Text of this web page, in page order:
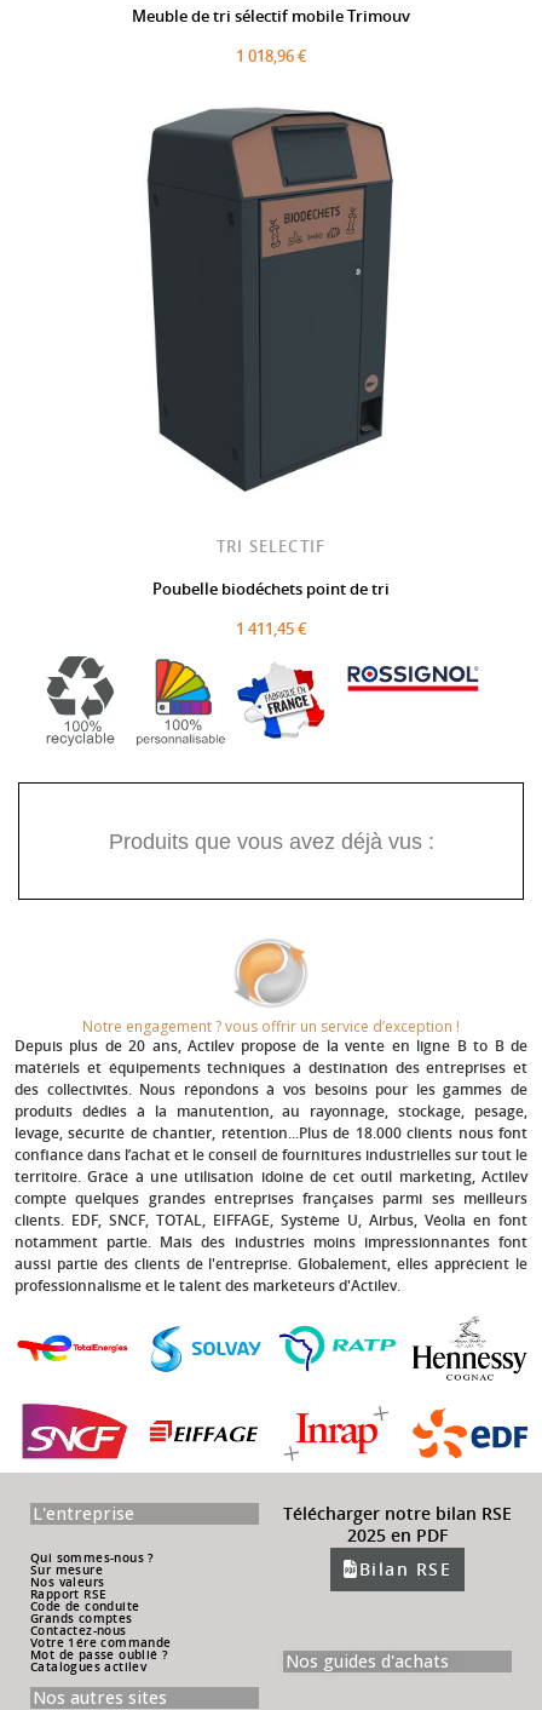
Meuble de tri sélectif mobile Trimouv
1 018,96 €
TRI SELECTIF
Poubelle biodéchets point de tri
1 411,45 €
Produits que vous avez déjà vus :
Notre engagement ? vous offrir un service d’exception !​
Depuis plus de 20 ans, Actilev propose de la vente en ligne B to B de
matériels et équipements techniques à destination des entreprises et
des collectivités. Nous répondons à vos besoins pour les gammes de
produits dédiés à la manutention, au rayonnage, stockage, pesage,
levage, sécurité de chantier, rétention...Plus de 18.000 clients nous font
confiance dans l’achat et le conseil de fournitures industrielles sur tout le
territoire. Grâce à une utilisation idoine de cet outil marketing, Actilev
compte quelques grandes entreprises françaises parmi ses meilleurs
clients. EDF, SNCF, TOTAL, EIFFAGE, Système U, Airbus, Véolia en font
notamment partie. Mais des industries moins impressionnantes font
aussi partie des clients de l'entreprise. Globalement, elles apprécient le
professionnalisme et le talent des marketeurs d'Actilev.
L'entreprise
Qui sommes-nous ?
Sur mesure
Nos valeurs
Rapport RSE
Code de conduite
Grands comptes
Contactez-nous
Votre 1ére commande
Mot de passe oublié ?
Catalogues actilev
Télécharger notre bilan RSE
2025 en PDF
Bilan RSE
Nos autres sites
Nos guides d'achats